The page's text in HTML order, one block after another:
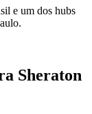
e um dos hubs
Sheraton